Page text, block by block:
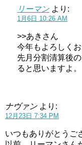
リーマン より:
1月6日 10:26 AM
>>あきさん
今年もよろしく
先月分割清算後
ると思いますよ。
ナヴァン より:
12月23日 7:34 PM
いつもありがとうご